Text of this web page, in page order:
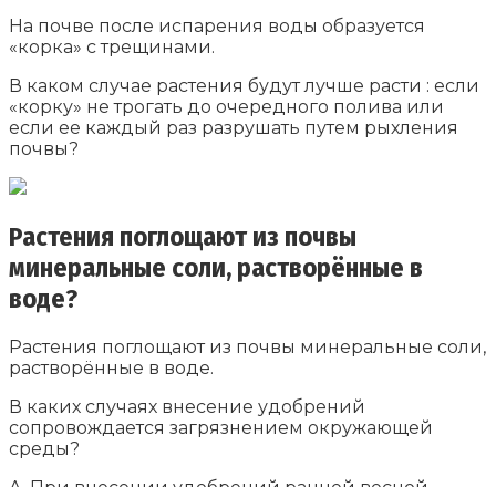
На почве после испарения воды образуется
«корка» с трещинами.
В каком случае растения будут лучше расти : если
«корку» не трогать до очередного полива или
если ее каждый раз разрушать путем рыхления
почвы?
Растения поглощают из почвы
минеральные соли, растворённые в
воде?
Растения поглощают из почвы минеральные соли,
растворённые в воде.
В каких случаях внесение удобрений
сопровождается загрязнением окружающей
среды?